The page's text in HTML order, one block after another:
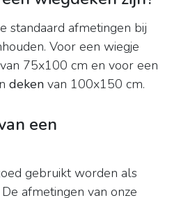
standaard afmetingen bij
Voor een wiegje
van 75x100 cm en voor een
deken van 100x150 cm.
een
gebruikt worden als
afmetingen van onze